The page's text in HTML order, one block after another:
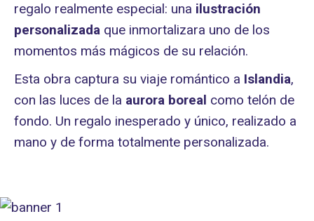
regalo realmente especial: una ilustración
personalizada que inmortalizara uno de los
momentos más mágicos de su relación.
Esta obra captura su viaje romántico a Islandia,
con las luces de la aurora boreal como telón de
fondo. Un regalo inesperado y único, realizado a
mano y de forma totalmente personalizada.